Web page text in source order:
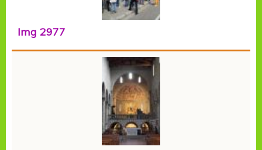
Img 2977